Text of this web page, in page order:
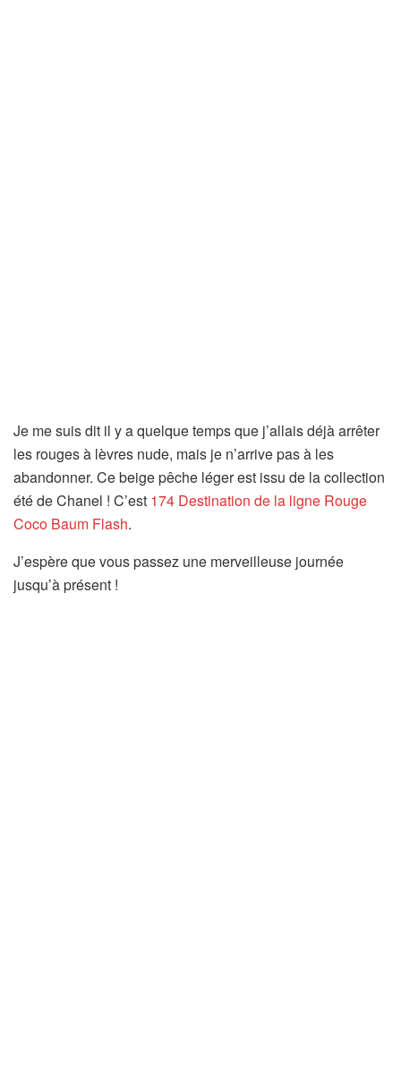
Je me suis dit il y a quelque temps que j’allais déjà arrêter
les rouges à lèvres nude, mais je n’arrive pas à les
abandonner. Ce beige pêche léger est issu de la collection
été de Chanel ! C’est 174 Destination de la ligne Rouge
Coco Baum Flash.
J’espère que vous passez une merveilleuse journée
jusqu’à présent !